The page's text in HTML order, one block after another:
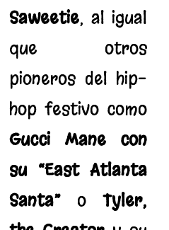
Saweetie, al igual
que otros
pioneros del hip-
hop festivo como
Gucci Mane con
su “East Atlanta
Santa”oTyler,